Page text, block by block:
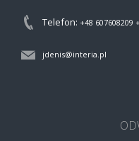
Telefon: +48 607608209
jdenis@interia.pl